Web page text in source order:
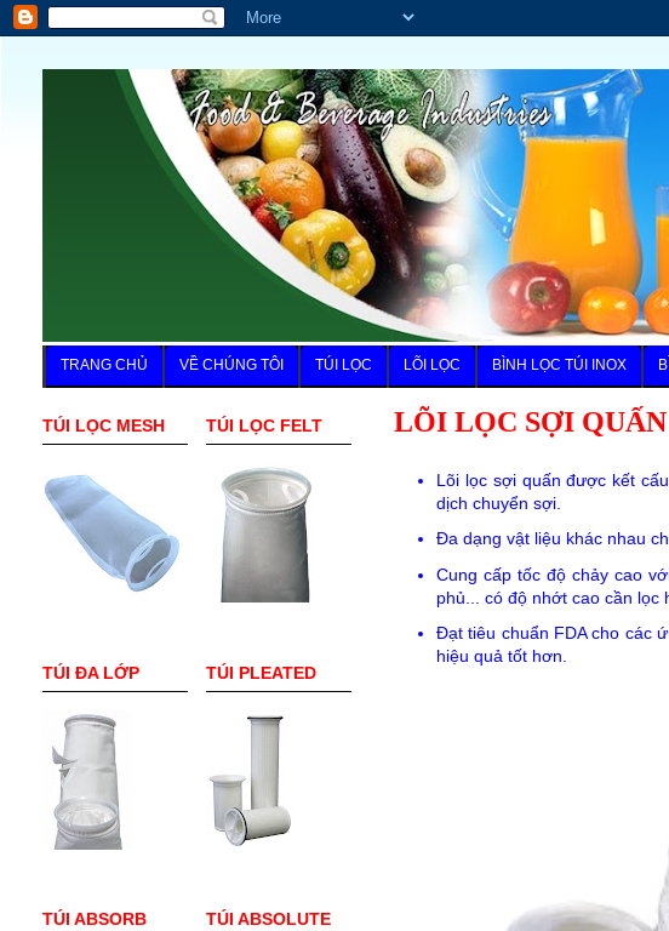
TRANG CHỦ VỀ CHÚNG TÔI TÚI LỌC LÕI LỌC BÌNH LỌC TÚI INOX
LÕI LỌC SỢI QUẤN
Lõi lọc sợi quấn được kết
dịch chuyển sợi.
Đa dạng vật liệu khác nhau
Cung cấp tốc độ chảy cao
phủ... có độ nhớt cao cần lọc
Đạt tiêu chuẩn FDA cho các
hiệu quả tốt hơn.
TÚI LỌC MESH
TÚI ĐA LỚP
TÚI ABSORB
TÚI LỌC FELT
TÚI PLEATED
TÚI ABSOLUTE